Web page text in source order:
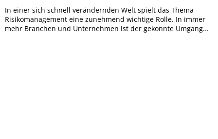
In einer sich schnell verändernden Welt spielt das Thema
Risikomanagement eine zunehmend wichtige Rolle. In immer
mehr Branchen und Unternehmen ist der gekonnte Umgang...